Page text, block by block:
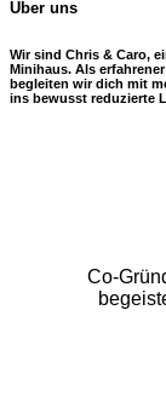
Über uns
Wir sind Chris & Caro,
Minihaus. Als
begleiten wir dich mit
ins bewusst reduzierte
Co-